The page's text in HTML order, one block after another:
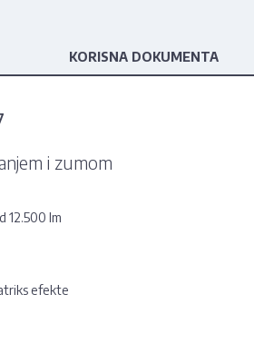
KORISNA DOKUMENTA
i zumom
12.500 lm
efekte